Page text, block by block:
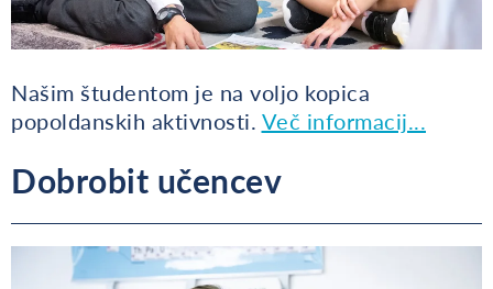
Našim študentom je na voljo kopica
popoldanskih aktivnosti. Več informacij...
Dobrobit učencev